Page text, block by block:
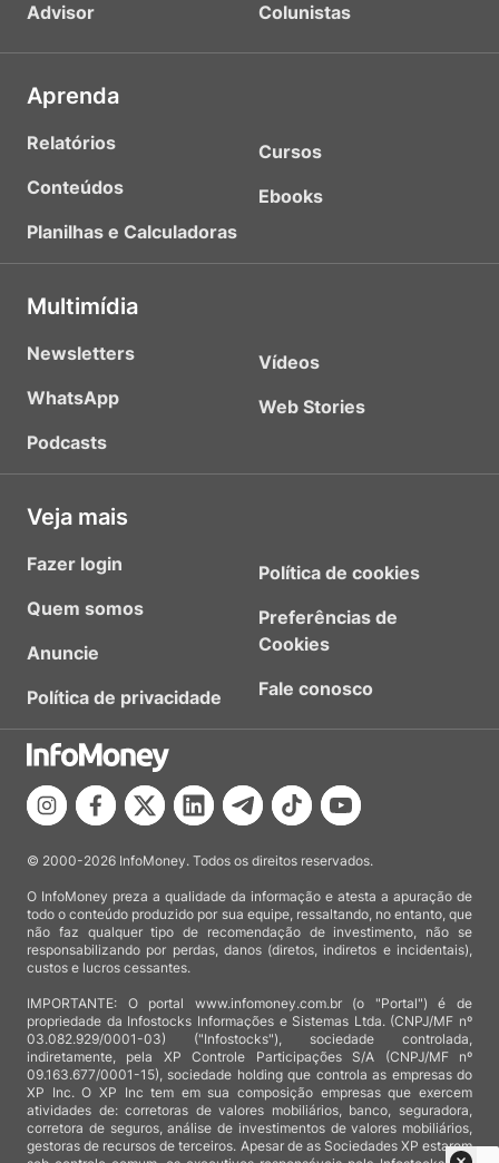
Advisor
Colunistas
Aprenda
Relatórios
Conteúdos
Planilhas e Calculadoras
Cursos
Ebooks
Multimídia
Newsletters
WhatsApp
Podcasts
Vídeos
Web Stories
Veja mais
Fazer login
Quem somos
Anuncie
Política de privacidade
Política de cookies
Preferências de
Cookies
Fale conosco
© 2000-2026 InfoMoney. Todos os direitos reservados.
O InfoMoney preza a qualidade da informação e atesta a apuração de
todo o conteúdo produzido por sua equipe, ressaltando, no entanto, que
não faz qualquer tipo de recomendação de investimento, não se
responsabilizando por perdas, danos (diretos, indiretos e incidentais),
custos e lucros cessantes.
IMPORTANTE: O portal www.infomoney.com.br (o "Portal") é de
propriedade da Infostocks Informações e Sistemas Ltda. (CNPJ/MF nº
03.082.929/0001-03) ("Infostocks"), sociedade controlada,
indiretamente, pela XP Controle Participações S/A (CNPJ/MF nº
09.163.677/0001-15), sociedade holding que controla as empresas do
XP Inc. O XP Inc tem em sua composição empresas que exercem
atividades de: corretoras de valores mobiliários, banco, seguradora,
corretora de seguros, análise de investimentos de valores mobiliários,
gestoras de recursos de terceiros. Apesar de as Sociedades XP estarem